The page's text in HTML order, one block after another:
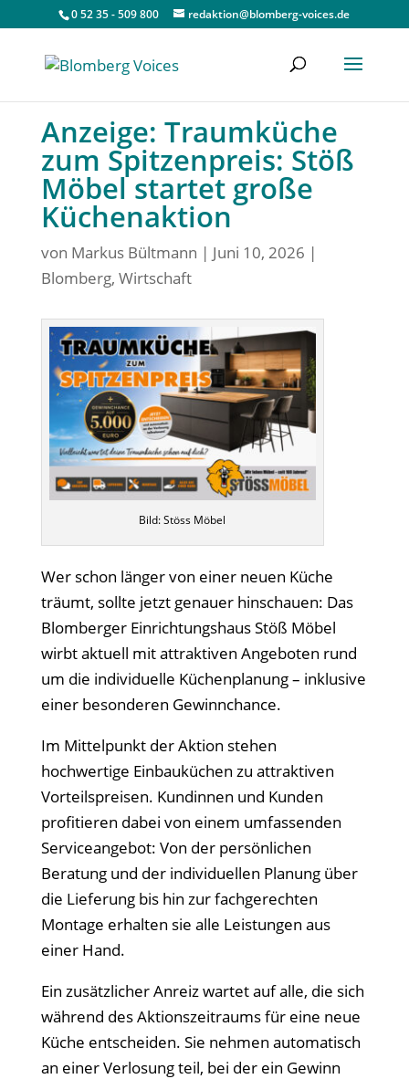
0 52 35 - 509 800 redaktion@blomberg-voices.de
Anzeige: Traumküche
zum Spitzenpreis: Stöß
Möbel startet große
Küchenaktion
von Markus Bültmann | Juni 10, 2026 |
Blomberg, Wirtschaft
Bild: Stöss Möbel
Wer schon länger von einer neuen Küche
träumt, sollte jetzt genauer hinschauen: Das
Blomberger Einrichtungshaus Stöß Möbel
wirbt aktuell mit attraktiven Angeboten rund
um die individuelle Küchenplanung – inklusive
einer besonderen Gewinnchance.
Im Mittelpunkt der Aktion stehen
hochwertige Einbauküchen zu attraktiven
Vorteilspreisen. Kundinnen und Kunden
profitieren dabei von einem umfassenden
Serviceangebot: Von der persönlichen
Beratung und der individuellen Planung über
die Lieferung bis hin zur fachgerechten
Montage erhalten sie alle Leistungen aus
einer Hand.
Ein zusätzlicher Anreiz wartet auf alle, die sich
während des Aktionszeitraums für eine neue
Küche entscheiden. Sie nehmen automatisch
an einer Verlosung teil, bei der ein Gewinn